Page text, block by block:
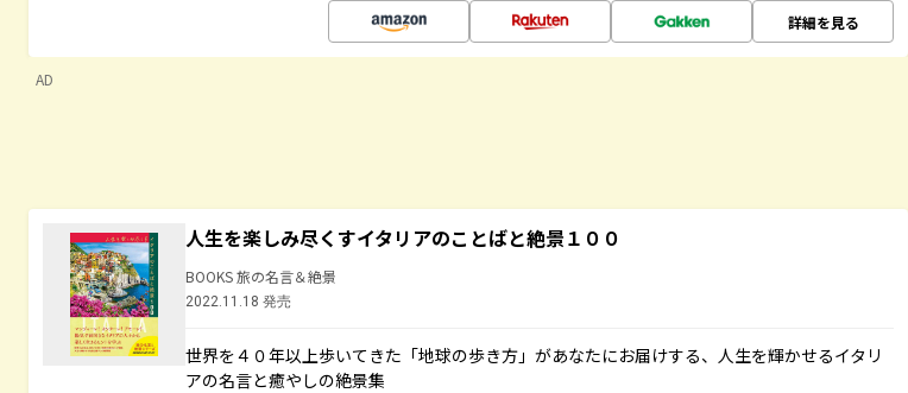
詳細を見る
AD
人生を楽しみ尽くすイタリアのことばと絶景１００
BOOKS 旅の名言＆絶景
2022.11.18 発売
世界を４０年以上歩いてきた「地球の歩き方」があなたにお届けする、人生を輝かせるイタリ
アの名言と癒やしの絶景集